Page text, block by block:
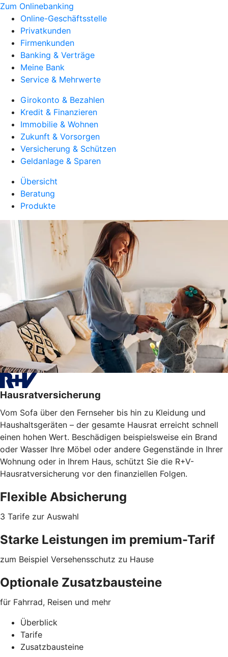
Zum Onlinebanking
Online-Geschäftsstelle
Privatkunden
Firmenkunden
Banking & Verträge
Meine Bank
Service & Mehrwerte
Girokonto & Bezahlen
Kredit & Finanzieren
Immobilie & Wohnen
Zukunft & Vorsorgen
Versicherung & Schützen
Geldanlage & Sparen
Übersicht
Beratung
Produkte
Hausratversicherung
Vom Sofa über den Fernseher bis hin zu Kleidung und
Haushaltsgeräten – der gesamte Hausrat erreicht schnell
einen hohen Wert. Beschädigen beispielsweise ein Brand
oder Wasser Ihre Möbel oder andere Gegenstände in Ihrer
Wohnung oder in Ihrem Haus, schützt Sie die R+V-
Hausratversicherung vor den finanziellen Folgen.
Flexible Absicherung
3 Tarife zur Auswahl
Starke Leistungen im premium-Tarif
zum Beispiel Versehensschutz zu Hause
Optionale Zusatzbausteine
für Fahrrad, Reisen und mehr
Überblick
Tarife
Zusatzbausteine